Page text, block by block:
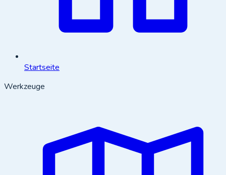
Startseite
Werkzeuge